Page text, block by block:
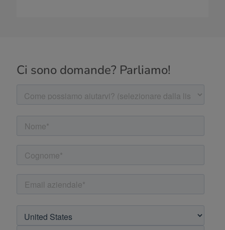
Ci sono domande? Parliamo!